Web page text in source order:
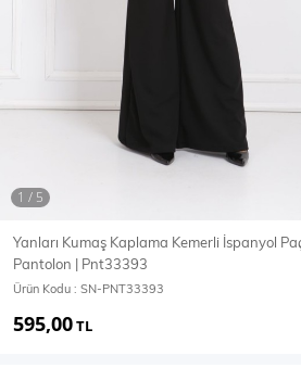
T-Shirt
BODY
Yanları Kumaş Kaplama Kemerli İspanyol
Pantolon | Pnt33393
Ürün Kodu : SN-PNT33393
595,00TL